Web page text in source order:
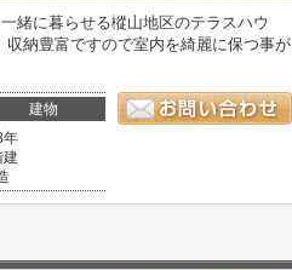
緒に暮らせる樅山地区のテラスハウ
納豊富ですので室内を綺麗に保つ事が
建物
年
建